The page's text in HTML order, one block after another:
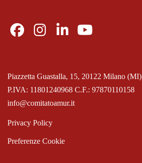
P.IVA: 11801240968 C.F.: 97870110158
Piazzetta Guastalla, 15, 20122 Milano (MI)
info@comitatoamur.it
Privacy Policy
Preferenze Cookie